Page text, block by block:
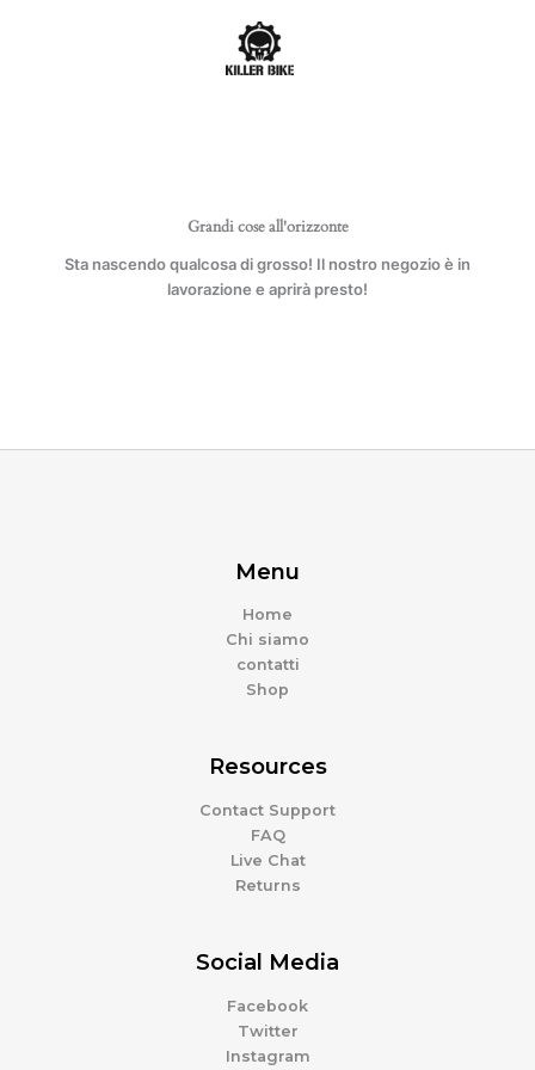
Grandi cose all'orizzonte
Sta nascendo qualcosa di grosso! Il nostro negozio è in
lavorazione e aprirà presto!
Menu
Home
Chi siamo
contatti
Shop
Resources
Contact Support
FAQ
Live Chat
Returns
Social Media
Facebook
Twitter
Instagram